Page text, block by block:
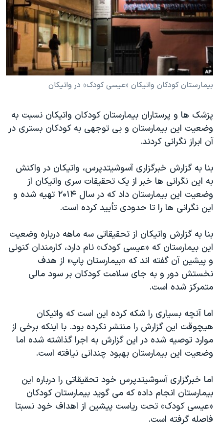
فرهنگ و زندگی
حقوق شهروندی
علم و فناوری
آرشیو پخش زنده
مستندها
انتخابات ریاست جمهوری آمریکا ۲۰۲۴
حمله جمهوری اسلامی به اسرائیل
رمز مهسا
مجموعه مستندهای دادخواهی
تریبونال مردمی آبان ۹۸
چهل سال گروگان‌گیری
قانون شفافیت دارائی کادر رهبری ایران
اعتراضات مردمی آبان ۹۸
نرگس محمدی برنده جایزه نوبل صلح
همایش محافظه‌کاران آمریکا «سی‌پک»
صفحه‌های ویژه
سفر پرزیدنت ترامپ به چین
دنبال کنید
زبانهای مختلف
بیمارستان کودکان واتیکان «عیسی کودک» در واتیکان
پزشک ها و پرستاران بیمارستان کودکان واتیکان نسبت به
وضعیت این بیمارستان و بی توجهی به کودکان بستری در
آن ابراز نگرانی کردند.
بنا به گزارش خبرگزاری آسوشیتدپرس، واتیکان در واکنش
به این نگرانی ها خبر از یک تحقیقات سری واتیکان از
وضعیت این بیمارستان داد که در سال ۲۰۱۴ تهیه شده و
این نگرانی ها را تا حدودی تأیید کرده است.
بنا به گزارش واتیکان از تحقیقاتی سه ماهه درباره وضعیت
این بیمارستان که «عیسی کودک» نام دارد، کارمندان کنونی
و پیشین آن گفته اند که «بیمارستان پاپ» از هدف
نخستش دور و به جای سلامت کودکان بر سود مالی
متمرکز شده است.
اما آنچه بسیاری را شکه کرده این است که واتیکان
هیچوقت این گزارش را منتشر نکرده بود. با اینکه برخی از
موارد توصیه شده در این گزارش به اجرا گذاشته شده اما
وضعیت این بیمارستان بهبود چندانی نیافته است.
اما خبرگزاری آسوشیتدپرس خود تحقیقاتی را درباره این
بیمارستان انجام داده که می گوید بیمارستان کودکان
«عیسی کودک» تحت ریاست پیشین از اهداف خود نسبتا
فاصله گرفته است.